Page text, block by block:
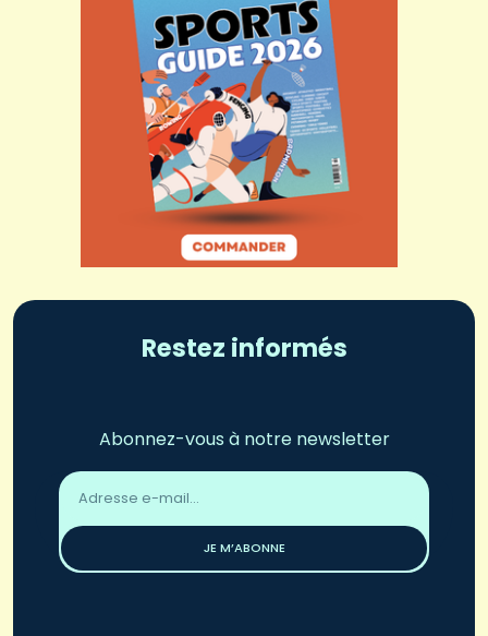
Restez informés
Abonnez-vous à notre newsletter
Adresse
email
JE M’ABONNE